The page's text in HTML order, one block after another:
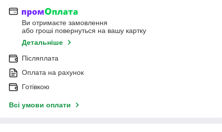
Ви отримаєте замовлення
або гроші повернуться на вашу картку
Детальніше
Післяплата
Оплата на рахунок
Готівкою
Всі умови оплати